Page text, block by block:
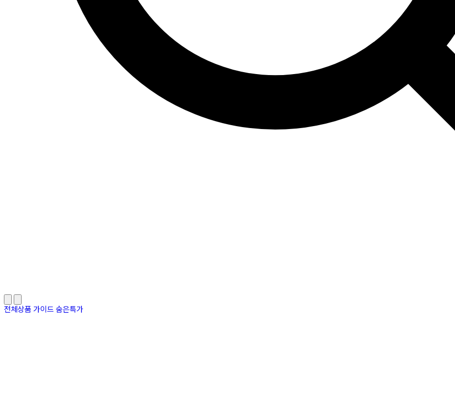
전체상품 가이드 숨은특가